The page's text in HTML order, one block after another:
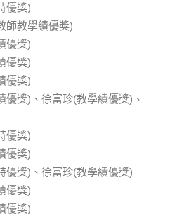
優獎)
師教學績優獎)
優獎)
優獎)
優獎)
優獎)、徐富珍(教學績優獎)、
優獎)
優獎)
優獎)、徐富珍(教學績優獎)
優獎)
優獎)